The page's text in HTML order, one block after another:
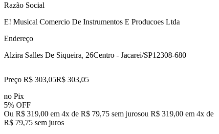
Razão Social
E! Musical Comercio De Instrumentos E Producoes Ltda
Endereço
Alzira Salles De Siqueira, 26Centro - Jacarei/SP12308-680
Preço R$ 303,05R$ 303,05
no Pix
5% OFF
Ou R$ 319,00 em 4x de R$ 79,75 sem jurosou R$ 319,00 em 4x de
R$ 79,75 sem juros